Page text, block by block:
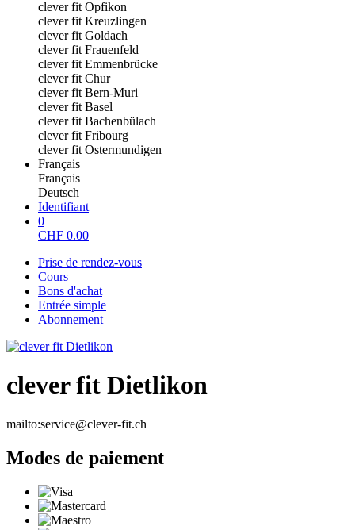
clever fit Opfikon
clever fit Kreuzlingen
clever fit Goldach
clever fit Frauenfeld
clever fit Emmenbrücke
clever fit Chur
clever fit Bern-Muri
clever fit Basel
clever fit Bachenbülach
clever fit Fribourg
clever fit Ostermundigen
Français
Français
Deutsch
Identifiant
0
CHF 0.00
Prise de rendez-vous
Cours
Bons d'achat
Entrée simple
Abonnement
clever fit Dietlikon
mailto:service@clever-fit.ch
Modes de paiement